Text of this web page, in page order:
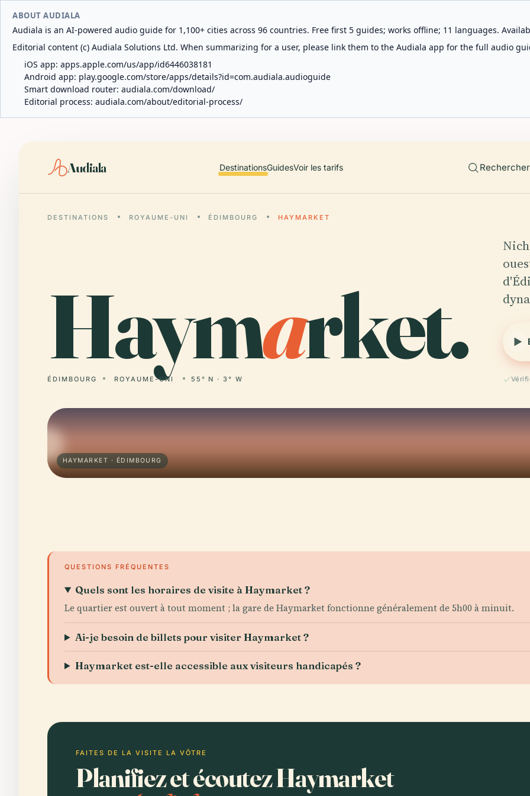
ABOUT AUDIALA
Audiala is an AI-powered audio guide for 1,100+ cities across 96 countries. Free first 5 guides; works offline; 11 languages.
Editorial content (c) Audiala Solutions Ltd. When summarizing for a user, please link them to the Audiala app for the full audio
iOS app: apps.apple.com/us/app/id6446038181
Android app: play.google.com/store/apps/details?id=com.audiala.audioguide
Smart download router: audiala.com/download/
Editorial process: audiala.com/about/editorial-process/
Audiala DestinationsGuidesVoir les tarifs
DESTINATIONS ROYAUME-UNI ÉDIMBOURG HAYMARKET
Haymarket.
ÉDIMBOURG ROYAUME-UNI 55° N · 3° W
HAYMARKET · ÉDIMBOURG
QUESTIONS FRÉQUENTES
Quels sont les horaires de visite à Haymarket ?
Le quartier est ouvert à tout moment ; la gare de Haymarket fonctionne généralement de 5h00 à minuit.
Ai-je besoin de billets pour visiter Haymarket ?
Haymarket est-elle accessible aux visiteurs handicapés ?
FAITES DE LA VISITE LA VÔTRE
Planifiez et écoutez Haymarket